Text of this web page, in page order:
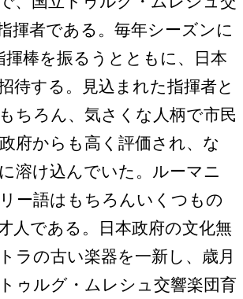
揮者である。毎年シーズンに
揮棒を振るうとともに、日本
待する。見込まれた指揮者と
ちろん、気さくな人柄で市民
府からも高く評価され、な
溶け込んでいた。ルーマニ
ー語はもちろんいくつもの
人である。日本政府の文化無
ラの古い楽器を一新し、歳月
ゥルグ・ムレシュ交響楽団育